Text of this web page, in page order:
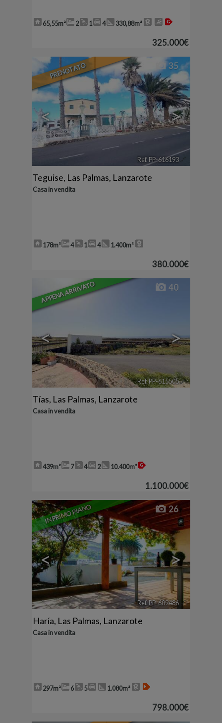
65,55m² 2 1 4 330,88m²
325.000€
PRENOTATO
< >
35
Ref. PP-616193 🔗
Teguise, Las Palmas, Lanzarote
Casa in vendita
178m² 4 1 4 1.400m²
380.000€
APPENA ARRIVATO
< >
40
Ref. PP-615505🔗
Tías, Las Palmas, Lanzarote
Casa in vendita
439m² 7 4 2 10.400m²
1.100.000€
IN PRIMO PIANO
< >
26
Ref. PP-609486 🔗
Haría, Las Palmas, Lanzarote
Casa in vendita
297m² 6 5 1.080m²
798.000€